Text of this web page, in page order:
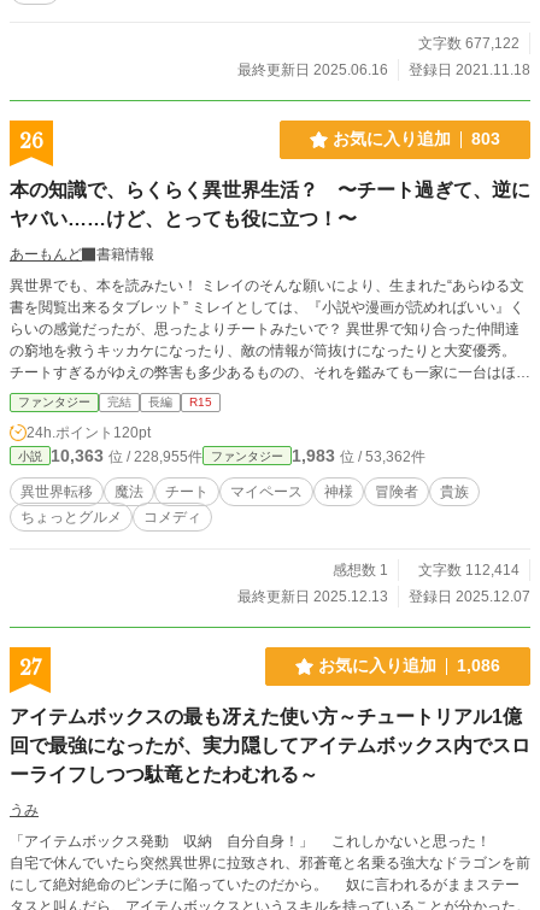
文字数 677,122
最終更新日 2025.06.16
登録日 2021.11.18
26 お気に入り追加 803
本の知識で、らくらく異世界生活？ 〜チート過ぎて、逆に
ヤバい……けど、とっても役に立つ！〜
あーもんど
書籍情報
異世界でも、本を読みたい！ ミレイのそんな願いにより、生まれた“あらゆる文
書を閲覧出来るタブレット” ミレイとしては、『小説や漫画が読めればいい』く
らいの感覚だったが、思ったよりチートみたいで？ 異世界で知り合った仲間達
の窮地を救うキッカケになったり、敵の情報が筒抜けになったりと大変優秀。
チートすぎるがゆえの弊害も多少あるものの、それを鑑みても一家に一台はほし
い性能だ。 「────さてと、今日は何を読もうかな」 これはマイペースな主人
公ミレイが、タブレット片手に異世界の暮らしを謳歌するお話。 ◆小説家にな
ろう様でも、公開中◆ ◆恋愛要素は、ありません◆
ファンタジー 完結 長編 R15
24h.ポイント 120pt
小説 10,363 位 / 228,955件 ファンタジー 1,983 位 / 53,362件
異世界転移 魔法 チート マイペース 神様 冒険者
貴族
ちょっとグルメ
コメディ
感想数 1
文字数 112,414
最終更新日 2025.12.13
登録日 2025.12.07
27 お気に入り追加 1,086
アイテムボックスの最も冴えた使い方～チュートリアル1億
回で最強になったが、実力隠してアイテムボックス内でスロ
ーライフしつつ駄竜とたわむれる～
うみ
「アイテムボックス発動 収納 自分自身！」 これしかないと思った！
自宅で休んでいたら突然異世界に拉致され、邪蒼竜と名乗る強大なドラゴンを前
にして絶対絶命のピンチに陥っていたのだから。 奴に言われるがままステー
タスと叫んだら、アイテムボックスというスキルを持っていることが分かった。